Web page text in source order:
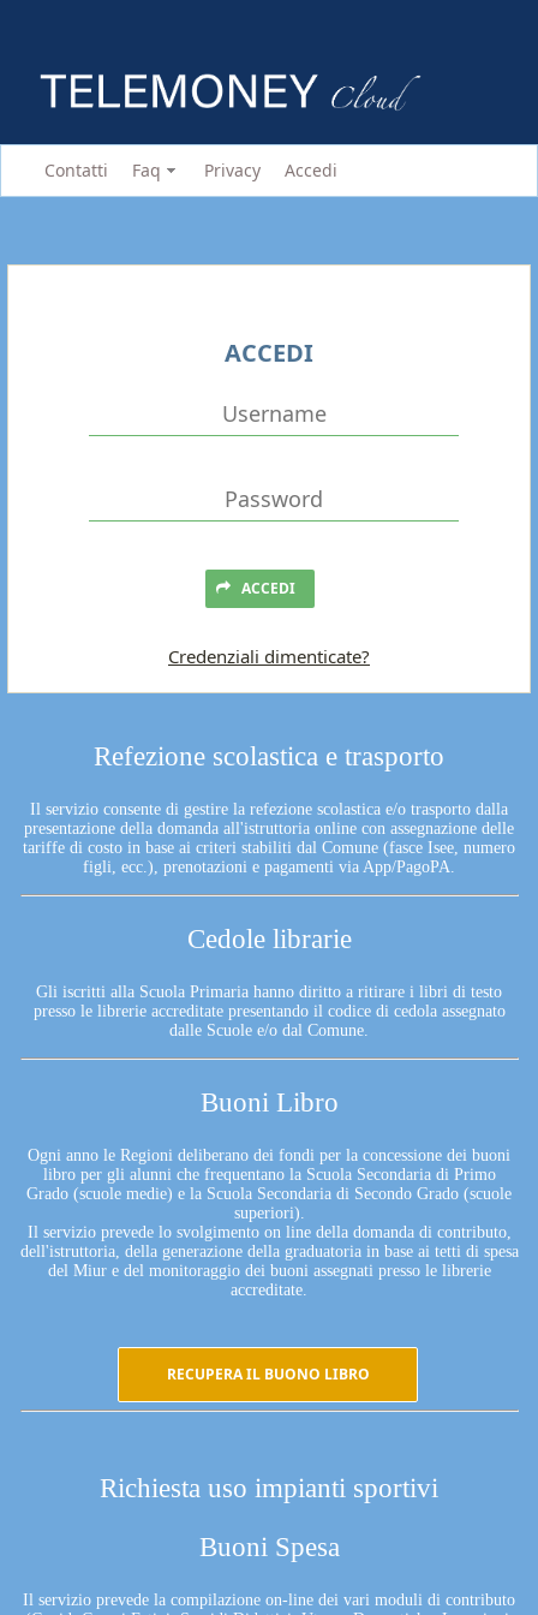
Contatti Faq Privacy Accedi
Refezione scolastica e trasporto
Il servizio consente di gestire la refezione scolastica e/o trasporto dalla
presentazione della domanda all'istruttoria online con assegnazione delle
tariffe di costo in base ai criteri stabiliti dal Comune (fasce Isee, numero
figli, ecc.), prenotazioni e pagamenti via App/PagoPA.
Cedole librarie
Gli iscritti alla Scuola Primaria hanno diritto a ritirare i libri di testo
presso le librerie accreditate presentando il codice di cedola assegnato
dalle Scuole e/o dal Comune.
Buoni Libro
Ogni anno le Regioni deliberano dei fondi per la concessione dei buoni
libro per gli alunni che frequentano la Scuola Secondaria di Primo
Grado (scuole medie) e la Scuola Secondaria di Secondo Grado (scuole
superiori).
Il servizio prevede lo svolgimento on line della domanda di contributo,
dell'istruttoria, della generazione della graduatoria in base ai tetti di spesa
del Miur e del monitoraggio dei buoni assegnati presso le librerie
accreditate.
RECUPERA IL BUONO LIBRO
Richiesta uso impianti sportivi
Buoni Spesa
Il servizio prevede la compilazione on-line dei vari moduli di contributo
ACCEDI
ACCEDI
Credenziali dimenticate?